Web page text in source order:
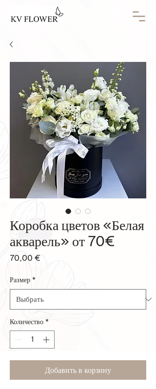
Коробка цветов «Белая
акварель» от 70€
70,00 €
Размер *
Количество *
Добавить в корзину